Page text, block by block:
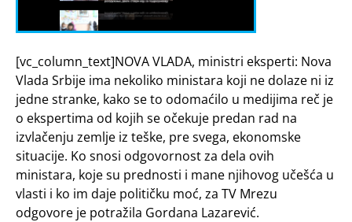
[vc_column_text]NOVA VLADA, ministri eksperti: Nova
Vlada Srbije ima nekoliko ministara koji ne dolaze ni iz
jedne stranke, kako se to odomaćilo u medijima reč je
o ekspertima od kojih se očekuje predan rad na
izvlačenju zemlje iz teške, pre svega, ekonomske
situacije. Ko snosi odgovornost za dela ovih
ministara, koje su prednosti i mane njihovog učešća u
vlasti i ko im daje političku moć, za TV Mrezu
odgovore je potražila Gordana Lazarević.